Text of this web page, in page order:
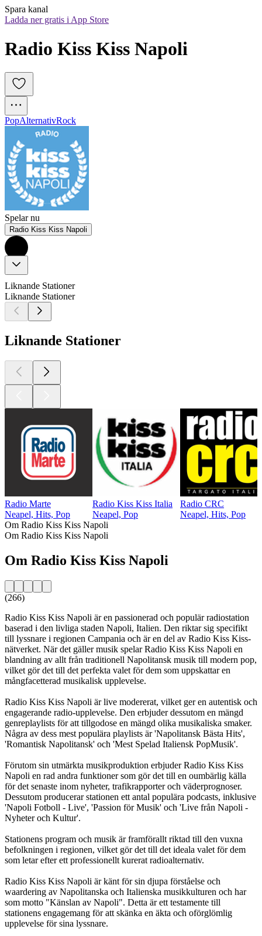
Spara kanal
Ladda ner gratis i App Store
Radio Kiss Kiss Napoli
PopAlternativRock
Spelar nu
Radio Kiss Kiss Napoli
Liknande Stationer
Liknande Stationer
Liknande Stationer
Radio Marte
Neapel, Hits, Pop
Radio Kiss Kiss Italia
Neapel, Pop
Radio CRC
Neapel, Hits, Pop
Om Radio Kiss Kiss Napoli
Om Radio Kiss Kiss Napoli
Om Radio Kiss Kiss Napoli
(266)
Radio Kiss Kiss Napoli är en passionerad och populär radiostation
baserad i den livliga staden Napoli, Italien. Den riktar sig specifikt
till lyssnare i regionen Campania och är en del av Radio Kiss Kiss-
nätverket. När det gäller musik spelar Radio Kiss Kiss Napoli en
blandning av allt från traditionell Napolitansk musik till modern pop,
vilket gör det till det perfekta valet för dem som uppskattar en
mångfacetterad musikalisk upplevelse.
Radio Kiss Kiss Napoli är live modererat, vilket ger en autentisk och
engagerande radio-upplevelse. Den erbjuder dessutom en mängd
genreplaylists för att tillgodose en mängd olika musikaliska smaker.
Några av dess mest populära playlists är 'Napolitansk Bästa Hits',
'Romantisk Napolitansk' och 'Mest Spelad Italiensk PopMusik'.
Förutom sin utmärkta musikproduktion erbjuder Radio Kiss Kiss
Napoli en rad andra funktioner som gör det till en oumbärlig källa
för det senaste inom nyheter, trafikrapporter och väderprognoser.
Dessutom producerar stationen ett antal populära podcasts, inklusive
'Napoli Fotboll - Live', 'Passion för Musik' och 'Live från Napoli -
Nyheter och Kultur'.
Stationens program och musik är framförallt riktad till den vuxna
befolkningen i regionen, vilket gör det till det ideala valet för dem
som letar efter ett professionellt kurerat radioalternativ.
Radio Kiss Kiss Napoli är känt för sin djupa förståelse och
waardering av Napolitanska och Italienska musikkulturen och har
som motto "Känslan av Napoli". Detta är ett testamente till
stationens engagemang för att skänka en äkta och oförglömlig
upplevelse för sina lyssnare.